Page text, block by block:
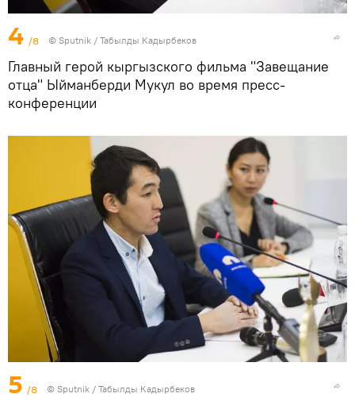
4 /8 © Sputnik / Табылды Кадырбеков
Главный герой кыргызского фильма "Завещание
отца" Ыйманберди Мукул во время пресс-
конференции
5 /8 © Sputnik / Табылды Кадырбеков